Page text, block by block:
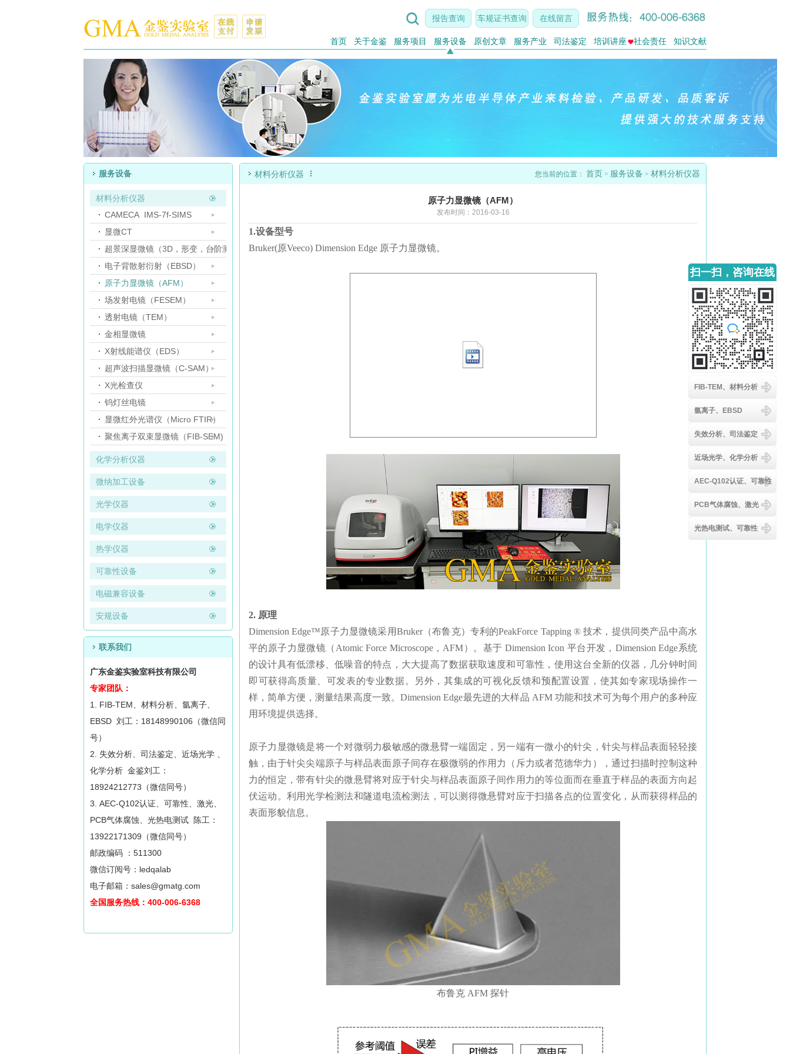
在线留言
车规证书查询
报告查询

首页 关于金鉴 服务项目 服务设备 原创文章 服务产业 司法鉴定 培训讲座 社会责任 知识文献
服务设备
材料分析仪器
CAMECA IMS-7f-SIMS
显微CT
超景深显微镜（3D，形变，台阶测量）
电子背散射衍射（EBSD）
原子力显微镜（AFM）
场发射电镜（FESEM）
透射电镜（TEM）
金相显微镜
X射线能谱仪（EDS）
超声波扫描显微镜（C-SAM）
X光检查仪
钨灯丝电镜
显微红外光谱仪（Micro FTIR）
聚焦离子双束显微镜（FIB-SEM)
化学分析仪器
微纳加工设备
光学仪器
电学仪器
热学仪器
可靠性设备
电磁兼容设备
安规设备
联系我们
广东金鉴实验室科技有限公司
专家团队：
1. FIB-TEM、材料分析、氩离子、
EBSD 刘工：18148990106（微信同
号）
2. 失效分析、司法鉴定、近场光学 、
化学分析 金鉴刘工：
18924212773（微信同号）
3. AEC-Q102认证、可靠性、激光、
PCB气体腐蚀、光热电测试 陈工：
13922171309（微信同号）
邮政编码 ：511300
微信订阅号：ledqalab
电子邮箱：sales@gmatg.com
全国服务热线：400-006-6368
材料分析仪器  您当前的位置： 首页 > 服务设备 > 材料分析仪器
原子力显微镜（AFM）
发布时间：2016-03-16
1.设备型号
Bruker(原Veeco) Dimension Edge 原子力显微镜。
2. 原理
Dimension Edge™原子力显微镜采用Bruker（布鲁克）专利的PeakForce Tapping ® 技术，提供同类产品中高水
平的原子力显微镜（Atomic Force Microscope，AFM）。基于 Dimension Icon 平台开发，Dimension Edge系统
的设计具有低漂移、低噪音的特点，大大提高了数据获取速度和可靠性，使用这台全新的仪器，几分钟时间
即可获得高质量、可发表的专业数据。另外，其集成的可视化反馈和预配置设置，使其如专家现场操作一
样，简单方便，测量结果高度一致。Dimension Edge最先进的大样品 AFM 功能和技术可为每个用户的多种应
用环境提供选择。
原子力显微镜是将一个对微弱力极敏感的微悬臂一端固定，另一端有一微小的针尖，针尖与样品表面轻轻接
触，由于针尖尖端原子与样品表面原子间存在极微弱的作用力（斥力或者范德华力），通过扫描时控制这种
力的恒定，带有针尖的微悬臂将对应于针尖与样品表面原子间作用力的等位面而在垂直于样品的表面方向起
伏运动。利用光学检测法和隧道电流检测法，可以测得微悬臂对应于扫描各点的位置变化，从而获得样品的
表面形貌信息。
布鲁克 AFM 探针
扫一扫，咨询在线
客服
FIB-TEM、材料分析
氩离子、EBSD
失效分析、司法鉴定
近场光学、化学分析
AEC-Q102认证、可靠性
PCB气体腐蚀、激光
光热电测试、可靠性